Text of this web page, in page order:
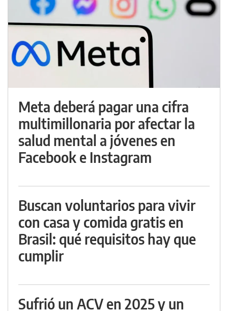
Meta deberá pagar una cifra
multimillonaria por afectar la
salud mental a jóvenes en
Facebook e Instagram
Buscan voluntarios para vivir
con casa y comida gratis en
Brasil: qué requisitos hay que
cumplir
Sufrió un ACV en 2025 y un